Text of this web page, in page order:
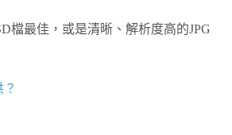
檔最佳，或是清晰、解析度高的JPG